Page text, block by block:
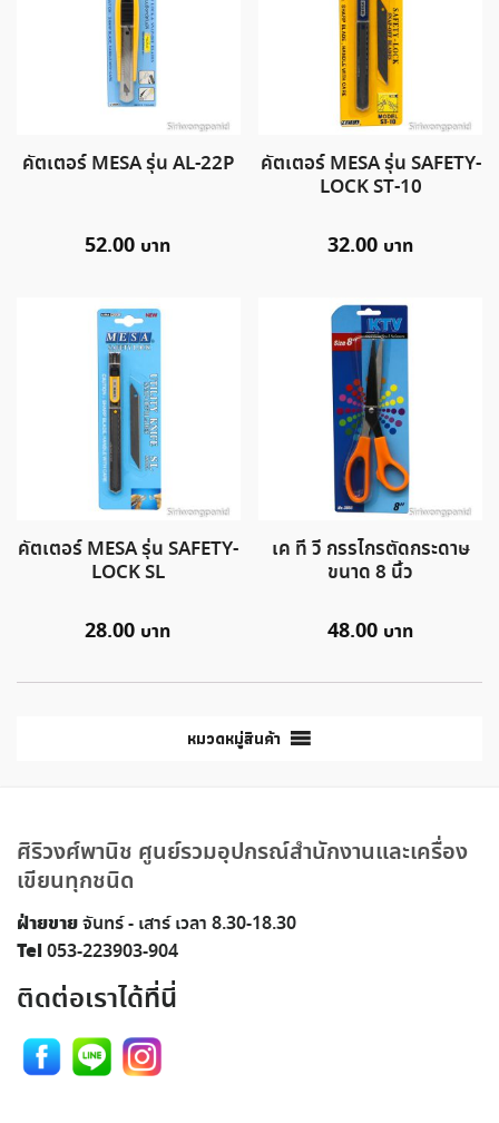
คัตเตอร์ MESA รุ่น AL-22P
52.00
คัตเตอร์ MESA รุ่น SAFETY-
LOCK ST-10
32.00
คัตเตอร์ MESA รุ่น SAFETY-
LOCK SL
28.00
เค ที วี กรรไกรตัดกระดาษ
ขนาด 8 นิ้ว
48.00
หมวดหมู่สินค้า
ศิริวงศ์พานิช ศูนย์รวมอุปกรณ์สำนักงานและเครื่อง
เขียนทุกชนิด
ฝ่ายขายจันทร์ - เสาร์ เวลา 8.30-18.30
Tel053-223903-904
ติดต่อเราได้ที่นี่